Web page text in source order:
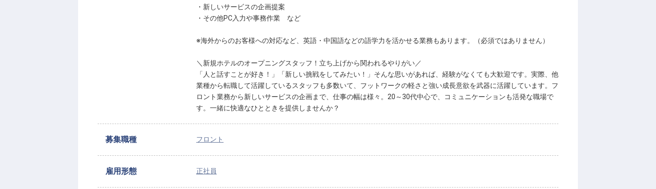
・新しいサービスの企画提案
・その他PC入力や事務作業 など
※海外からのお客様への対応など、英語・中国語などの語学力を活かせる業務もあります。（必須ではありません）
＼新規ホテルのオープニングスタッフ！立ち上げから関われるやりがい／
「人と話すことが好き！」「新しい挑戦をしてみたい！」そんな思いがあれば、経験がなくても大歓迎です。実際、他
業種から転職して活躍しているスタッフも多数いて、フットワークの軽さと強い成長意欲を武器に活躍しています。フ
ロント業務から新しいサービスの企画まで、仕事の幅は様々。20～30代中心で、コミュニケーションも活発な職場で
す。一緒に快適なひとときを提供しませんか？
募集職種 フロント
雇用形態 正社員